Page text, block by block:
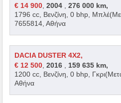
€ 14 900 ,2004 ,276 000 km,
1796 cc, Βενζίνη, 0 bhp,
7655814, Αθήνα
DACIA DUSTER 4Χ2,
€ 12 500 ,2016
159 635 km,
1200 cc, Βενζίνη, 0 bhp,
Αθήνα